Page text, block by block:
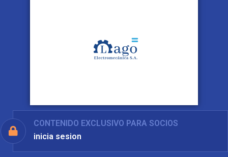
CONTENIDO EXCLUSIVO PARA SOCIOS
inicia sesion